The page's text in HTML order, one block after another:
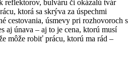
reflektorov, bulváru či okázalú tvár
ktorá sa skrýva za úspechmi
cestovania, úsmevy pri rozhovoroch s
aj únava – aj to je cena, ktorú musí
môže robiť prácu, ktorú ma rád –